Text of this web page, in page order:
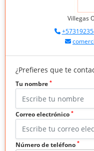
Villegas
¿Prefieres que te
Tu nombre *
Correo electrónico *
Número de teléfono *